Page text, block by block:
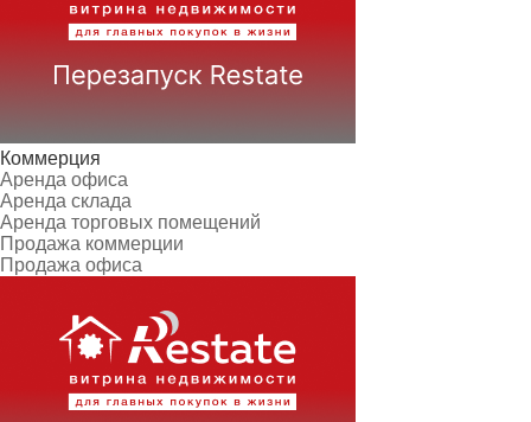
Коммерция
Аренда офиса
Аренда склада
Аренда торговых помещений
Продажа коммерции
Продажа офиса